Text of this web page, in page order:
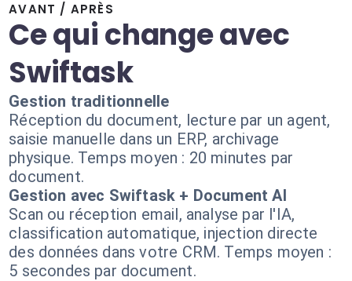
AVANT / APRÈS
Ce qui change avec
Swiftask
Gestion traditionnelle
Réception du document, lecture par un agent,
saisie manuelle dans un ERP, archivage
physique. Temps moyen : 20 minutes par
document.
Gestion avec Swiftask + Document AI
Scan ou réception email, analyse par l'IA,
classification automatique, injection directe
des données dans votre CRM. Temps moyen :
5 secondes par document.